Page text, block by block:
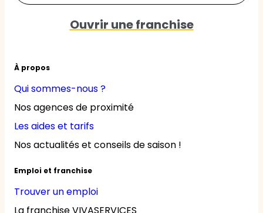
À propos
Qui sommes-nous ?
Nos agences de proximité
Les aides et tarifs
Nos actualités et conseils de saison !
Emploi et franchise
Trouver un emploi
La franchise VIVASERVICES
Ouvrir une franchise